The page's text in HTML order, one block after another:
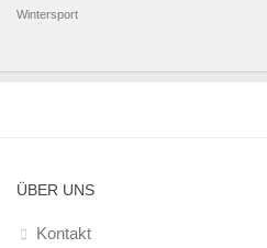
Wintersport
ÜBER UNS
Kontakt